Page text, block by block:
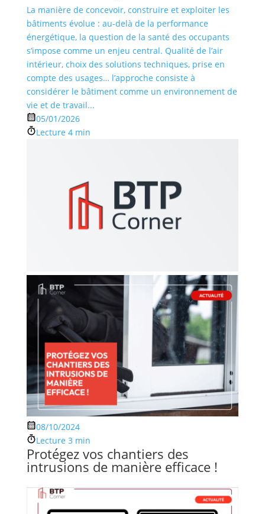
La manière de concevoir, construire et exploiter les
bâtiments évolue : au-delà de la performance
énergétique, la question de la santé des occupants
s’impose comme un enjeu central. Qualité de l’air
intérieur, choix des solutions techniques, prise en
compte des usages… l’approche consiste à
considérer le bâtiment comme un environnement de
vie et de travail...
05/01/2026
Lecture 4 min
08/10/2024
Lecture 3 min
Protégez vos chantiers des
intrusions de manière efficace !